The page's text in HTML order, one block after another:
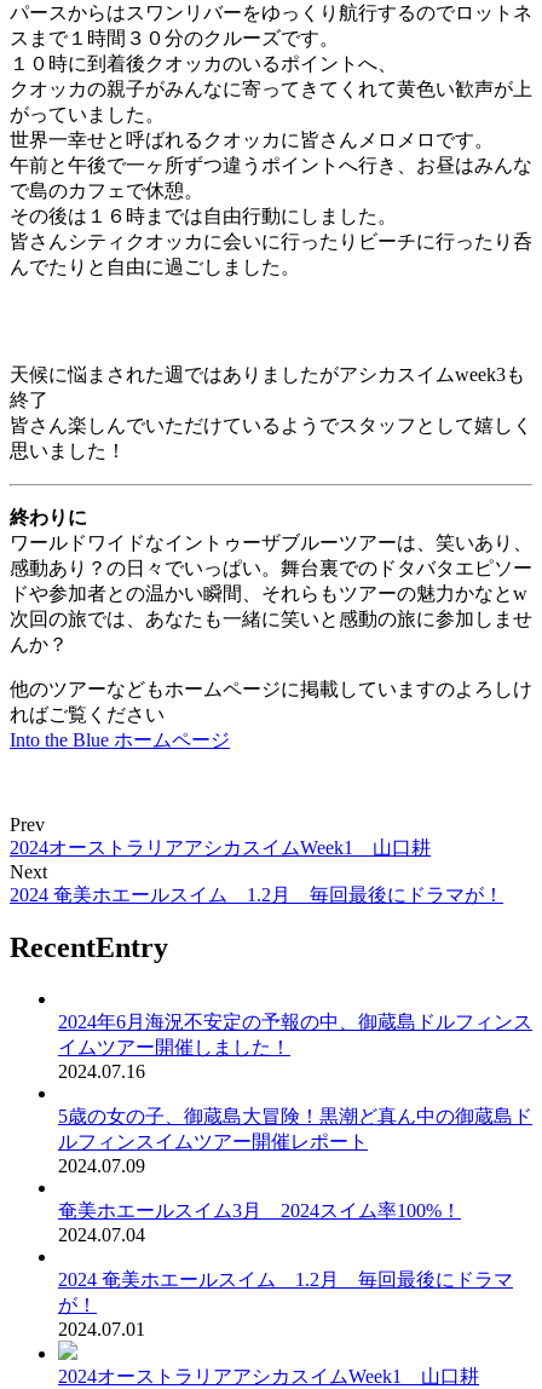
パースからはスワンリバーをゆっくり航行するのでロットネ
スまで１時間３０分のクルーズです。
１０時に到着後クオッカのいるポイントへ、
クオッカの親子がみんなに寄ってきてくれて黄色い歓声が上
がっていました。
世界一幸せと呼ばれるクオッカに皆さんメロメロです。
午前と午後で一ヶ所ずつ違うポイントへ行き、お昼はみんな
で島のカフェで休憩。
その後は１６時までは自由行動にしました。
皆さんシティクオッカに会いに行ったりビーチに行ったり呑
んでたりと自由に過ごしました。
天候に悩まされた週ではありましたがアシカスイムweek3も
終了
皆さん楽しんでいただけているようでスタッフとして嬉しく
思いました！
終わりに
ワールドワイドなイントゥーザブルーツアーは、笑いあり、
感動あり？の日々でいっぱい。舞台裏でのドタバタエピソー
ドや参加者との温かい瞬間、それらもツアーの魅力かなとw
次回の旅では、あなたも一緒に笑いと感動の旅に参加しませ
んか？
他のツアーなどもホームページに掲載していますのよろしけ
ればご覧ください
Into the Blue ホームページ
Prev
2024オーストラリアアシカスイムWeek1 山口耕
Next
2024 奄美ホエールスイム 1.2月 毎回最後にドラマが！
RecentEntry
2024年6月海況不安定の予報の中、御蔵島ドルフィンス
イムツアー開催しました！
2024.07.16
5歳の女の子、御蔵島大冒険！黒潮ど真ん中の御蔵島ド
ルフィンスイムツアー開催レポート
2024.07.09
奄美ホエールスイム3月 2024スイム率100%！
2024.07.04
2024 奄美ホエールスイム 1.2月 毎回最後にドラマ
が！
2024.07.01
2024オーストラリアアシカスイムWeek1 山口耕